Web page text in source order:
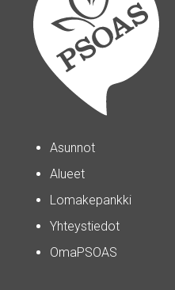
Asunnot
Alueet
Lomakepankki
Yhteystiedot
OmaPSOAS